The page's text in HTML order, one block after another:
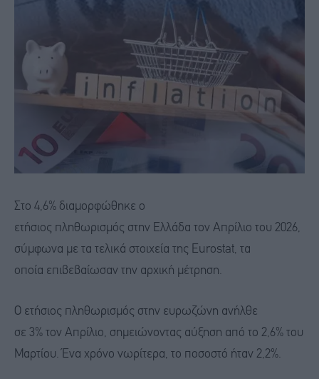
Στο 4,6% διαμορφώθηκε ο
ετήσιος πληθωρισμός στην Ελλάδα τον Απρίλιο του 2026,
σύμφωνα με τα τελικά στοιχεία της Eurostat, τα
οποία επιβεβαίωσαν την αρχική μέτρηση.
Ο ετήσιος πληθωρισμός στην ευρωζώνη ανήλθε
σε 3% τον Απρίλιο, σημειώνοντας αύξηση από το 2,6% του
Μαρτίου. Ένα χρόνο νωρίτερα, το ποσοστό ήταν 2,2%.